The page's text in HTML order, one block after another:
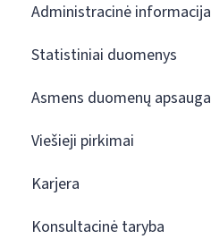
Administracinė informacija
Statistiniai duomenys
Asmens duomenų apsauga
Viešieji pirkimai
Karjera
Konsultacinė taryba